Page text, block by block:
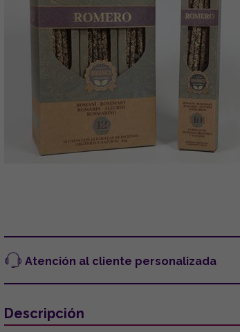
Atención al cliente personalizada
Descripción